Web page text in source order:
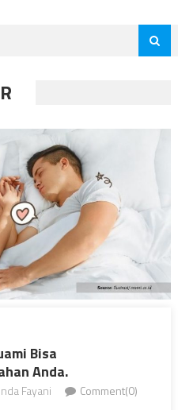
Bisa
Anda.
Fayani Comment(0)